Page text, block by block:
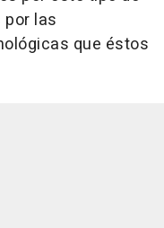
las
que éstos